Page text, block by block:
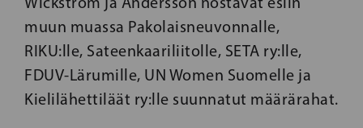
muun muassa Pakolaisneuvonnalle,
RIKU:lle, Sateenkaariliitolle, SETA ry:lle,
FDUV-Lärumille, UN Women Suomelle ja
Kielilähettiläät ry:lle suunnatut määrärahat.